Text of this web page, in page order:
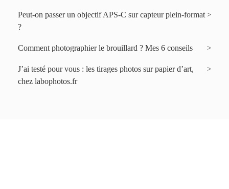
Peut-on passer un objectif APS-C sur capteur plein-format
?
Comment photographier le brouillard ? Mes 6 conseils
J’ai testé pour vous : les tirages photos sur papier d’art,
chez labophotos.fr